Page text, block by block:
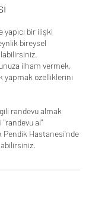
yapıcı bir ilişki
bireysel
ilham vermek,
yapmak özelliklerini
randevu almak
al"
Pendik Hastanesi'nde